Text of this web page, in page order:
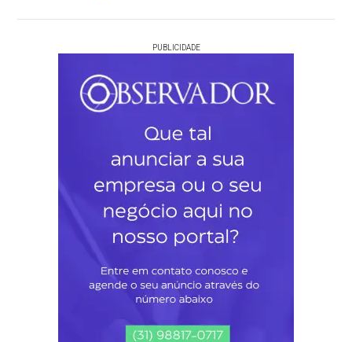
PUBLICIDADE